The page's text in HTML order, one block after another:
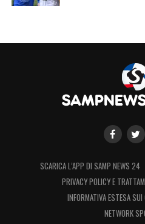
SCARICA L’APP DI SAMP NEWS 24
PRIVACY POLICY E
INFORMATIVA ESTESA
NETWORK